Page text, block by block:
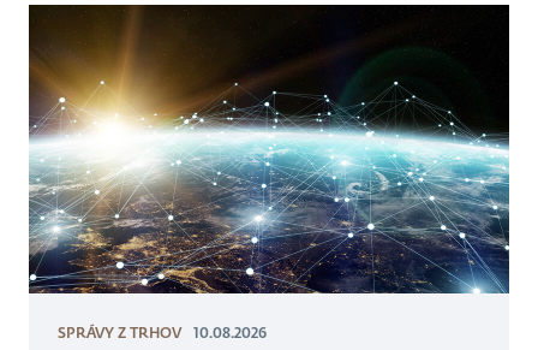
SPRÁVY Z TRHOV 10.08.2026